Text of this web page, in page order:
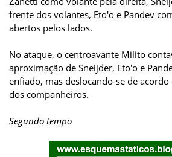
frente dos volantes, Eto'o e Pandev
abertos pelos lados.
No ataque, o centroavante Milito
aproximação de Sneijder, Eto'o e
enfiado, mas deslocando-se de
dos companheiros.
Segundo tempo